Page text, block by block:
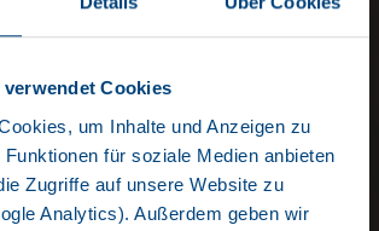
verwendet Cookies
um Inhalte und Anzeigen zu
für soziale Medien anbieten
Zugriffe auf unsere Website zu
Analytics). Außerdem geben wir